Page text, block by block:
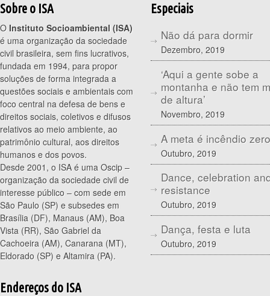
Sobre o ISA
O Instituto Socioambiental (ISA)
é uma organização da sociedade
civil brasileira, sem fins lucrativos,
fundada em 1994, para propor
soluções de forma integrada a
questões sociais e ambientais com
foco central na defesa de bens e
direitos sociais, coletivos e difusos
relativos ao meio ambiente, ao
patrimônio cultural, aos direitos
humanos e dos povos.
Desde 2001, o ISA é uma Oscip –
organização da sociedade civil de
interesse público – com sede em
São Paulo (SP) e subsedes em
Brasília (DF), Manaus (AM), Boa
Vista (RR), São Gabriel da
Cachoeira (AM), Canarana (MT),
Eldorado (SP) e Altamira (PA).
Endereços do ISA
Especiais
Não dá para dormir
Dezembro, 2019
‘Aqui a gente sobe a
montanha e não tem
de altura’
Novembro, 2019
A meta é incêndio zero
Outubro, 2019
Dance, celebration
resistance
Outubro, 2019
Dança, festa e luta
Outubro, 2019